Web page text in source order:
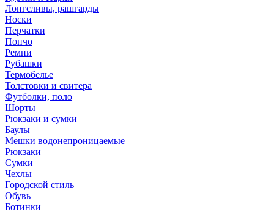
Лонгсливы, рашгарды
Носки
Перчатки
Пончо
Ремни
Рубашки
Термобелье
Толстовки и свитера
Футболки, поло
Шорты
Рюкзаки и сумки
Баулы
Мешки водонепроницаемые
Рюкзаки
Сумки
Чехлы
Городской стиль
Обувь
Ботинки